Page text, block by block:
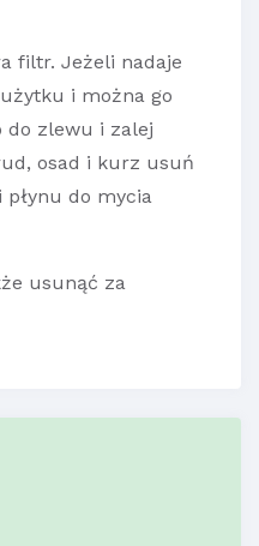
filtr. Jeżeli nadaje
i można go
do zlewu i zalej
osad i kurz usuń
do mycia
usunąć za